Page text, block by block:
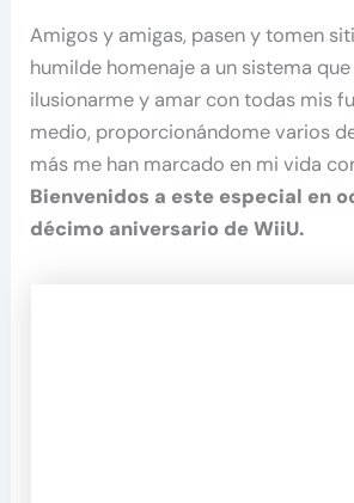
Amigos y amigas, pasen y tomen
humilde homenaje a un sistema
ilusionarme y amar con todas mis
medio, proporcionándome varios
más me han marcado en mi vida
Bienvenidos a este especial en
décimo aniversario de WiiU.